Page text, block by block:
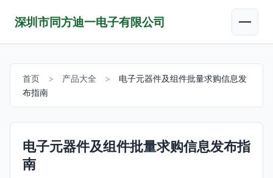
深圳市同方迪一电子有限公司
首页 > 产品大全 >
电子元器件及组件批量求购信息发
布指南
电子元器件及组件批量求购信息发布指
南